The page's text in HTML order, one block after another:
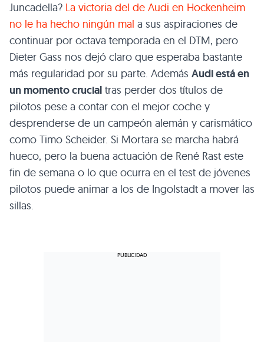
Juncadella? La victoria del de Audi en Hockenheim
no le ha hecho ningún mal a sus aspiraciones de
continuar por octava temporada en el DTM, pero
Dieter Gass nos dejó claro que esperaba bastante
más regularidad por su parte. Además Audi está en
un momento crucial tras perder dos títulos de
pilotos pese a contar con el mejor coche y
desprenderse de un campeón alemán y carismático
como Timo Scheider. Si Mortara se marcha habrá
hueco, pero la buena actuación de René Rast este
fin de semana o lo que ocurra en el test de jóvenes
pilotos puede animar a los de Ingolstadt a mover las
sillas.